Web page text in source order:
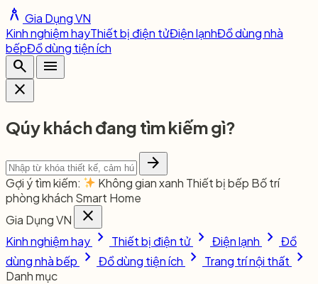
architecture Gia Dụng VN
Kinh nghiệm hayThiết bị điện tửĐiện lạnhĐồ dùng nhà
bếpĐồ dùng tiện ích
search
menu
close
Qúy khách đang tìm kiếm gì?
arrow_forward
Gợi ý tìm kiếm: Không gian xanh Thiết bị bếp Bố trí
phòng khách Smart Home
Gia Dụng VN
close
Kinh nghiệm hay chevron_right Thiết bị điện tử chevron_right Điện lạnh chevron_right Đồ
dùng nhà bếp chevron_right Đồ dùng tiện ích chevron_right Trang trí nội thất chevron_right
Danh mục